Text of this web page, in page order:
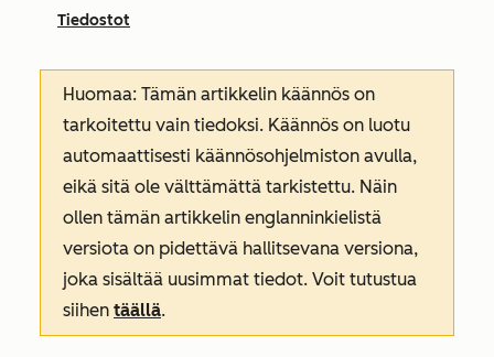
Tiedostot
Huomaa: Tämän artikkelin käännös on
tarkoitettu vain tiedoksi. Käännös on luotu
automaattisesti käännösohjelmiston avulla,
eikä sitä ole välttämättä tarkistettu. Näin
ollen tämän artikkelin englanninkielistä
versiota on pidettävä hallitsevana versiona,
joka sisältää uusimmat tiedot. Voit tutustua
siihen täällä.